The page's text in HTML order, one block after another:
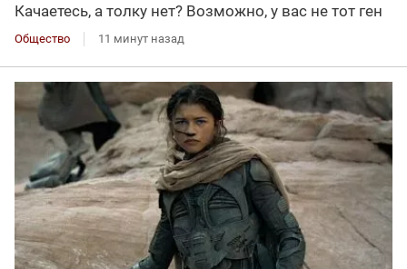
Качаетесь, а толку нет? Возможно, у вас не тот ген
Общество 11 минут назад